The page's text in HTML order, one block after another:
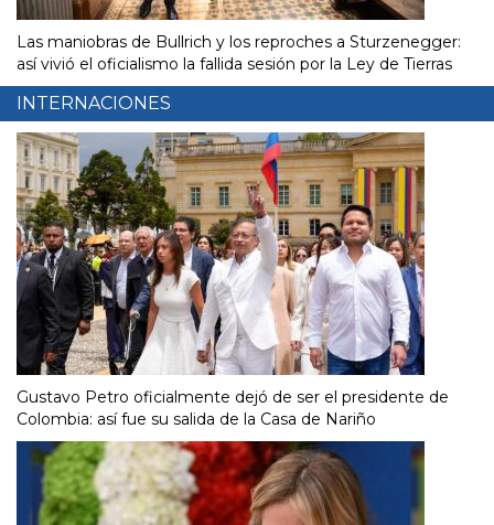
Las maniobras de Bullrich y los reproches a Sturzenegger:
así vivió el oficialismo la fallida sesión por la Ley de Tierras
INTERNACIONES
Gustavo Petro oficialmente dejó de ser el presidente de
Colombia: así fue su salida de la Casa de Nariño